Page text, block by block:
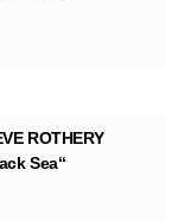
ROTHERY
Sea“